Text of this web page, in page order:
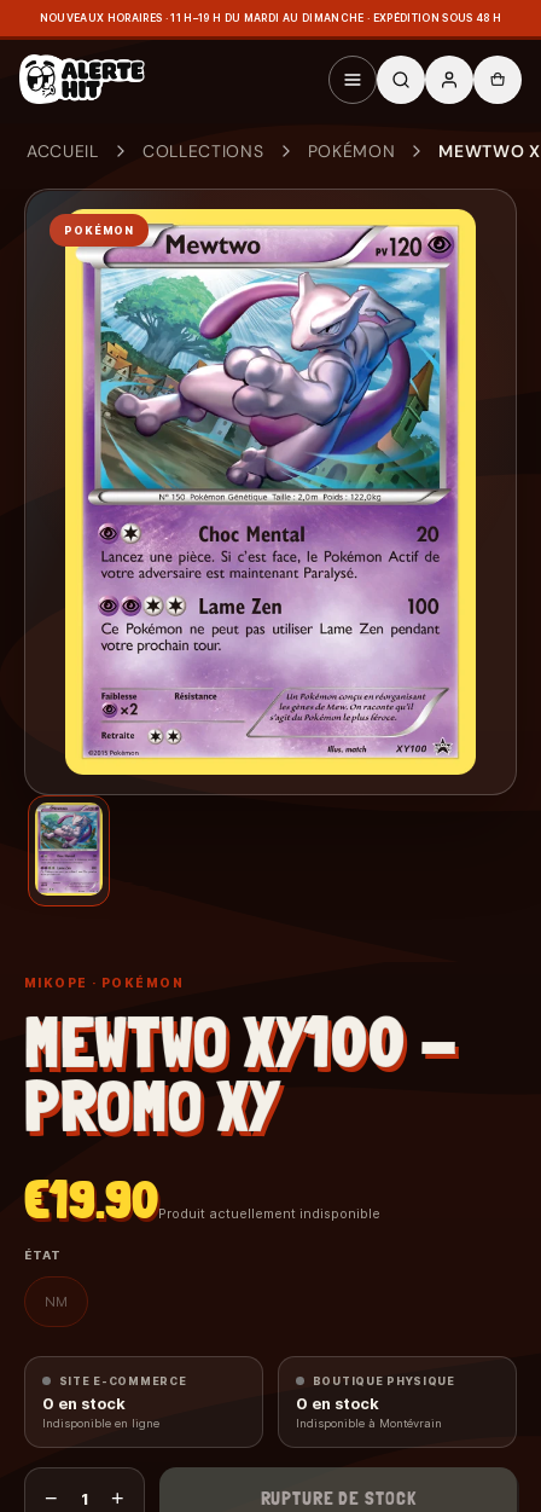
NOUVEAUX HORAIRES · 11 H–19 H DU MARDI AU DIMANCHE · EXPÉDITION SOUS 48 H
ACCUEIL COLLECTIONS POKÉMON MEWTWO
POKÉMON
MIKOPE · POKÉMON
MEWTWO XY100 -
PROMO XY
€19.90Produit actuellement indisponible
ÉTAT
NM
SITE E-COMMERCE
0 en stock
Indisponible en ligne
BOUTIQUE PHYSIQUE
0 en stock
Indisponible à Montévrain
− 1 + RUPTURE DE STOCK